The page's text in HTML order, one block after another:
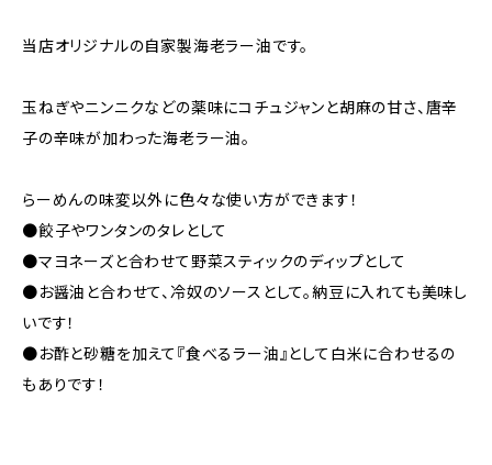
当店オリジナルの自家製海老ラー油です。
玉ねぎやニンニクなどの薬味にコチュジャンと胡麻の甘さ、唐辛
子の辛味が加わった海老ラー油。
らーめんの味変以外に色々な使い方ができます！
●餃子やワンタンのタレとして
●マヨネーズと合わせて野菜スティックのディップとして
●お醤油と合わせて、冷奴のソースとして。納豆に入れても美味し
いです！
●お酢と砂糖を加えて『食べるラー油』として白米に合わせるの
もありです！